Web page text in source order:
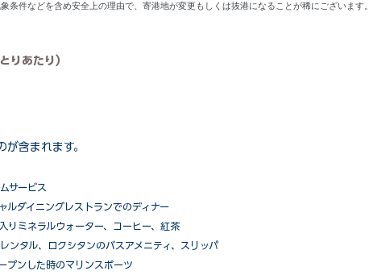
条件などを含め安全上の理由で、寄港地が変更もしくは抜港になることが稀にございます。
りあたり）
含まれます。
サービス
ルダイニングレストランでのディナー
りミネラルウォーター、コーヒー、紅茶
ンタル、ロクシタンのバスアメニティ、スリッパ
プンした時のマリンスポーツ